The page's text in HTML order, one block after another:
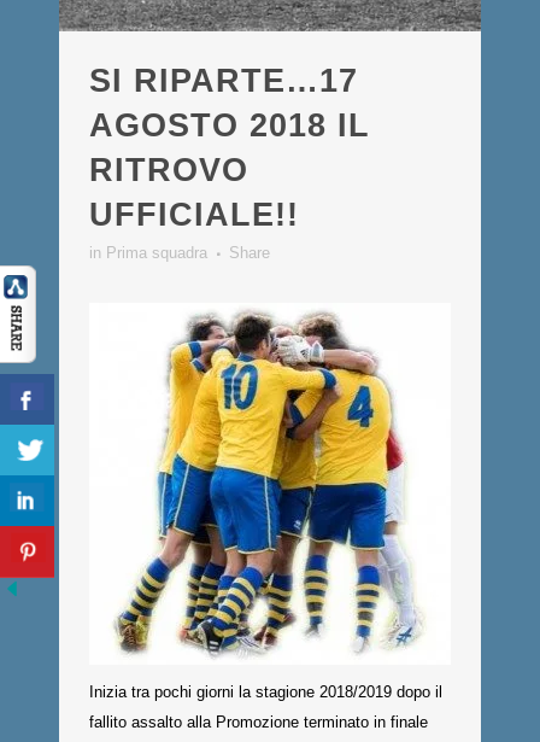
SI RIPARTE…17
AGOSTO 2018 IL
RITROVO
UFFICIALE!!
in Prima squadra Share
Inizia tra pochi giorni la stagione 2018/2019 dopo il
fallito assalto alla Promozione terminato in finale